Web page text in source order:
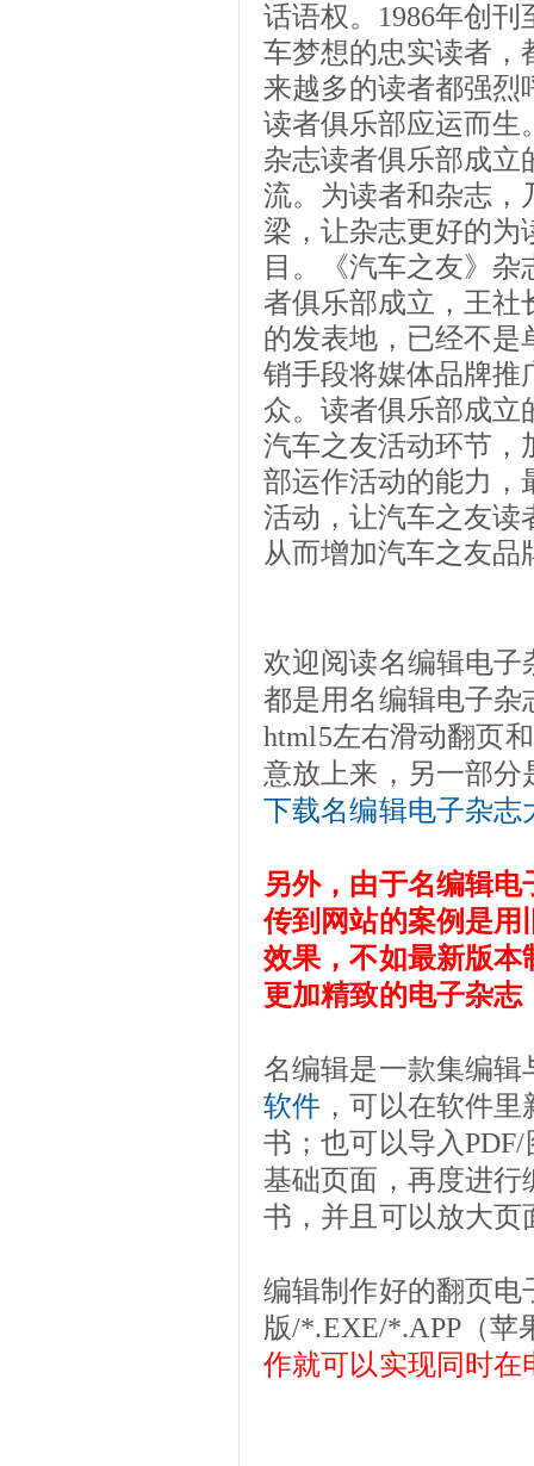
话语权。1986年创
车梦想的忠实读者，
来越多的读者都强烈
读者俱乐部应运而生
杂志读者俱乐部成立
流。为读者和杂志，
梁，让杂志更好的为
目。《汽车之友》
者俱乐部成立，王社
的发表地，已经不是
销手段将媒体品牌推
众。读者俱乐部成立
汽车之友活动环节，
部运作活动的能力，
活动，让汽车之友读
从而增加汽车之友
欢迎阅读名编辑电
都是用名编辑电子杂
html5左右滑动翻页
意放上来，另一部分
下载名编辑电子杂志
另外，由于名编辑
传到网站的案例是用
效果，不如最新版本
更加精致的电子杂
名编辑是一款集编
软件 ，可以在软件
书；也可以导入
基础页面，再度进
书，并且可以放大页
编辑制作好的翻页
版/*.EXE/*.APP（苹
作就可以实现同时在